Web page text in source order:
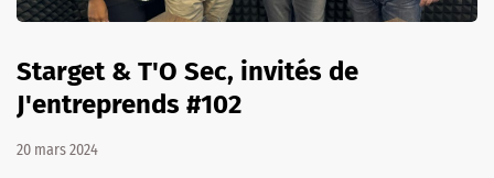
Starget & T'O Sec, invités de
J'entreprends #102
20 mars 2024